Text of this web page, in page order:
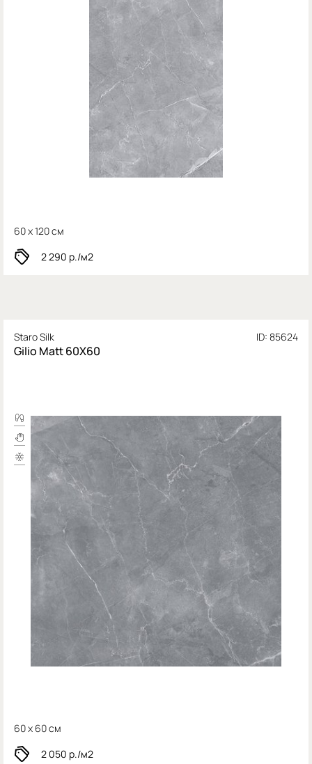
60 x 120 см
2 290 р./м2
Staro Silk ID: 85624
Gilio Matt 60X60
60 x 60 см
2 050 р./м2